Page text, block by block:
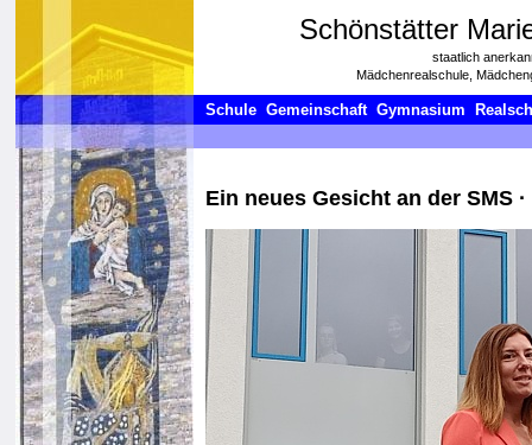
Schönstätter
staatlich
Mädchenrealschule,
Schule Gemeinschaft Gymnasium
Ein neues Gesicht an der SMS ·